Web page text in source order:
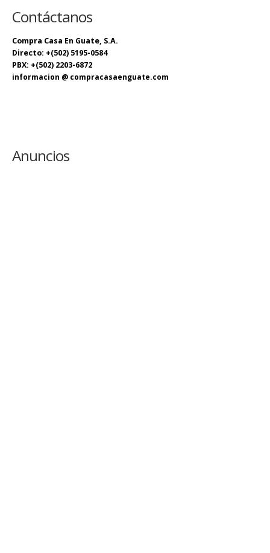
Contáctanos
Compra Casa En Guate, S.A.
Directo: +(502) 5195-0584
PBX: +(502) 2203-6872
informacion @ compracasaenguate.com
Anuncios